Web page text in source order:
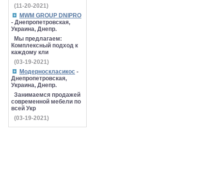
(11-20-2021)
MWM GROUP DNIPRO
- Днепропетровская,
Украина, Днепр.
Мы предлагаем:
Комплексный подход к
каждому кли
(03-19-2021)
Модерноскласикос -
Днепропетровская,
Украина, Днепр.
Занимаемся продажей
современной мебели по
всей Укр
(03-19-2021)